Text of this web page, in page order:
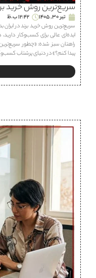
سریع‌ترین روش خرید
تیر 30, 1405
12:42 ب.ظ
سریع‌ترین روش خرید برند در
ایده‌ای عالی برای کسب‌وکار
راهتان سبز شده: «چطور
پیدا کنم؟» در دنیای پرشتاب